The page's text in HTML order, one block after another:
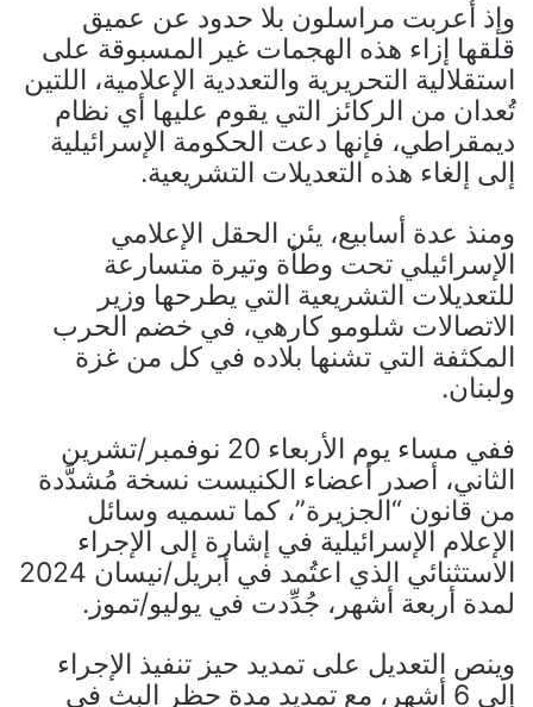
وإذ أعربت مراسلون بلا حدود عن عميق
قلقها إزاء هذه الهجمات غير المسبوقة على
استقلالية التحريرية والتعددية الإعلامية، اللتين
تُعدان من الركائز التي يقوم عليها أي نظام
ديمقراطي، فإنها دعت الحكومة الإسرائيلية
إلى إلغاء هذه التعديلات التشريعية.
ومنذ عدة أسابيع، يئن الحقل الإعلامي
الإسرائيلي تحت وطأة وتيرة متسارعة
للتعديلات التشريعية التي يطرحها وزير
الاتصالات شلومو كارهي، في خضم الحرب
المكثفة التي تشنها بلاده في كل من غزة
ولبنان.
ففي مساء يوم الأربعاء 20 نوفمبر/تشرين
الثاني، أصدر أعضاء الكنيست نسخة مُشدَّدة
من قانون “الجزيرة”، كما تسميه وسائل
الإعلام الإسرائيلية في إشارة إلى الإجراء
الاستثنائي الذي اعتُمد في أبريل/نيسان 2024
لمدة أربعة أشهر، جُدِّدت في يوليو/تموز.
وينص التعديل على تمديد حيز تنفيذ الإجراء
إلى 6 أشهر، مع تمديد مدة حظر البث في